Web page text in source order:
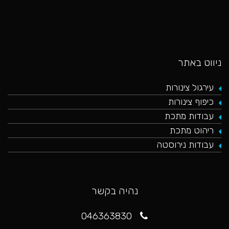
ניווט באתר
עירגול צינורות
כיפוף צינורות
עבודות מתכת
ריהוט מתכת
עבודות נירוסטה
נהיה בקשר
046363830